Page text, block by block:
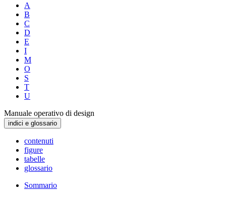
A
B
C
D
E
I
M
O
S
T
U
Manuale operativo di design
indici e glossario
contenuti
figure
tabelle
glossario
Sommario